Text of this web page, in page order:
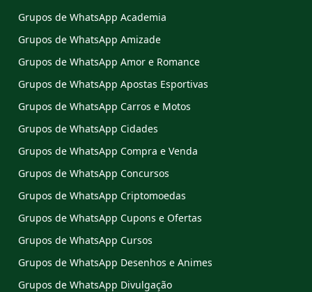
Grupos de WhatsApp Academia
Grupos de WhatsApp Amizade
Grupos de WhatsApp Amor e Romance
Grupos de WhatsApp Apostas Esportivas
Grupos de WhatsApp Carros e Motos
Grupos de WhatsApp Cidades
Grupos de WhatsApp Compra e Venda
Grupos de WhatsApp Concursos
Grupos de WhatsApp Criptomoedas
Grupos de WhatsApp Cupons e Ofertas
Grupos de WhatsApp Cursos
Grupos de WhatsApp Desenhos e Animes
Grupos de WhatsApp Divulgação